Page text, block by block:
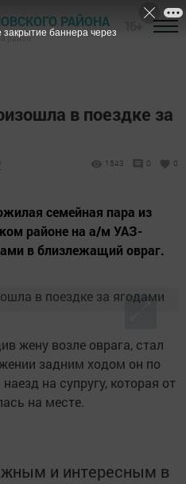
РАЙОНА
район
в поездке за
1543 0 0
семейная пара из
районе на а/м УАЗ-
в близлежащий овраг.
жену возле оврага, стал
задним ходом он по
на супругу, которая от
на месте.
и интересным в
закрытие баннера через